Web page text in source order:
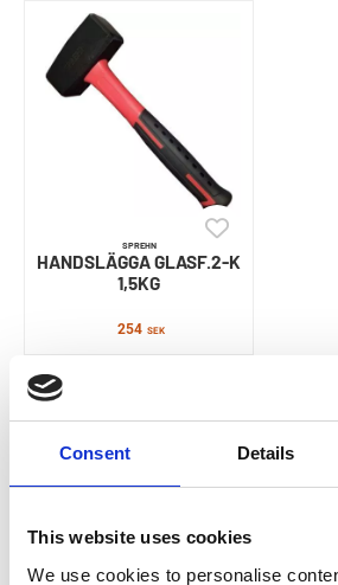
Consent Details
This website uses cookies
We use cookies to personalise
SPREHN
HANDSLÄGGA GLASF.2-K
1,5KG
254 SEK